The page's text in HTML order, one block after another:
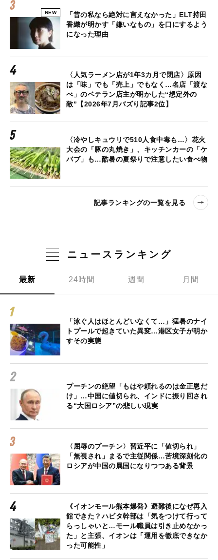
NEW
「昔の私なら絶対に言えなかった」ELT持田
香織が明かす「嫌いなもの」を口にするよう
になった理由
〈人気ラーメン店が1年3カ月で閉店〉原因
は「味」でも「売上」でもなく…名店「渡な
べ」のベテラン店主が明かした“想定外の
敵”【2026年7月バズり記事2位】
〈冷やしキュウリで510人食中毒も…〉花火
大会の「豚の丸焼き」、キッチンカーの「ケ
バブ」も…酷暑の夏祭りで注意したい食べ物
記事ランキングの一覧を見る
ニュースランキング
最新 24時間 週間 月間
「泳ぐ人はほとんどいなくて…」猛暑のナイ
トプールで起きていた異変…港区女子が明か
すその実態
プーチンの絶望「もはや頼れるのは金正恩だ
け」…中国に値切られ、インドに振り回され
る“大国ロシア”の悲しい現実
〈屈辱のプーチン〉習近平に「値切られ」
「無視され」まるで主従関係…苦境深刻化の
ロシアが中国の属国になりつつある背景
《イオンモール熊本爆発》避難後になぜ再入
館できた？ハビタ幹部は「気をつけて行って
らっしゃいと…モール職員は引き止めなかっ
た」と主張、イオンは「運用を徹底できなか
った可能性」